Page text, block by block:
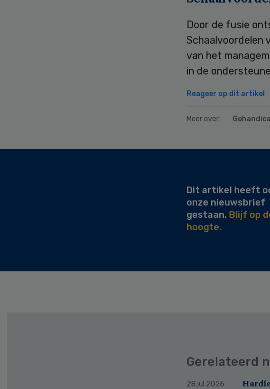
Door de fusie
Schaalvoordelen
van het
in de
Reageer op dit artikel
Meer over:
Dit artikel heeft
onze nieuwsbrief
gestaan. Blijf op
hoogte.
Gerelateerd
28 jul 2026